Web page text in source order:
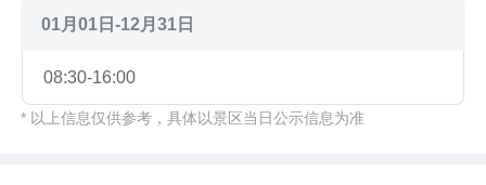
01月01日-12月31日
08:30-16:00
* 以上信息仅供参考，具体以景区当日公示信息为准